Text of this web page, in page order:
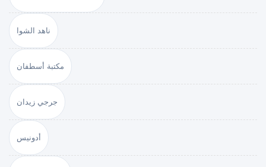
ناهد الشوا
مكتبة أسطفان
جرجي زيدان
أدونيس